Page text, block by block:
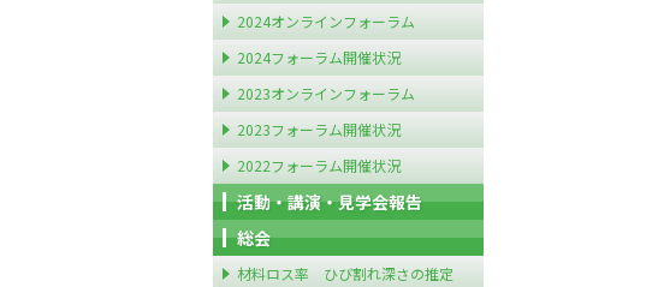
2024オンラインフォーラム
2024フォーラム開催状況
2023オンラインフォーラム
2023フォーラム開催状況
2022フォーラム開催状況
活動・講演・見学会報告
総会
材料ロス率 ひび割れ深さの推定